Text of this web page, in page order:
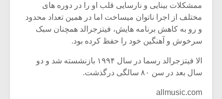
ممشکلات بینایی و نارسایی قلب او را در دوره های
مختلف از اجرا ناتوان میساخت اما در همین تعداد محدود
و رو به کاهش برنامه هایش، فیتزجرالد همچنان سبک
سرخوش و آهنگین خود را حفظ کرده بود.
الا فیتزجرالد رسما در سال ۱۹۹۴ بازنشسته شد و دو
سال بعد در سن ۸۰ سالگی درگذشت.
allmusic.com